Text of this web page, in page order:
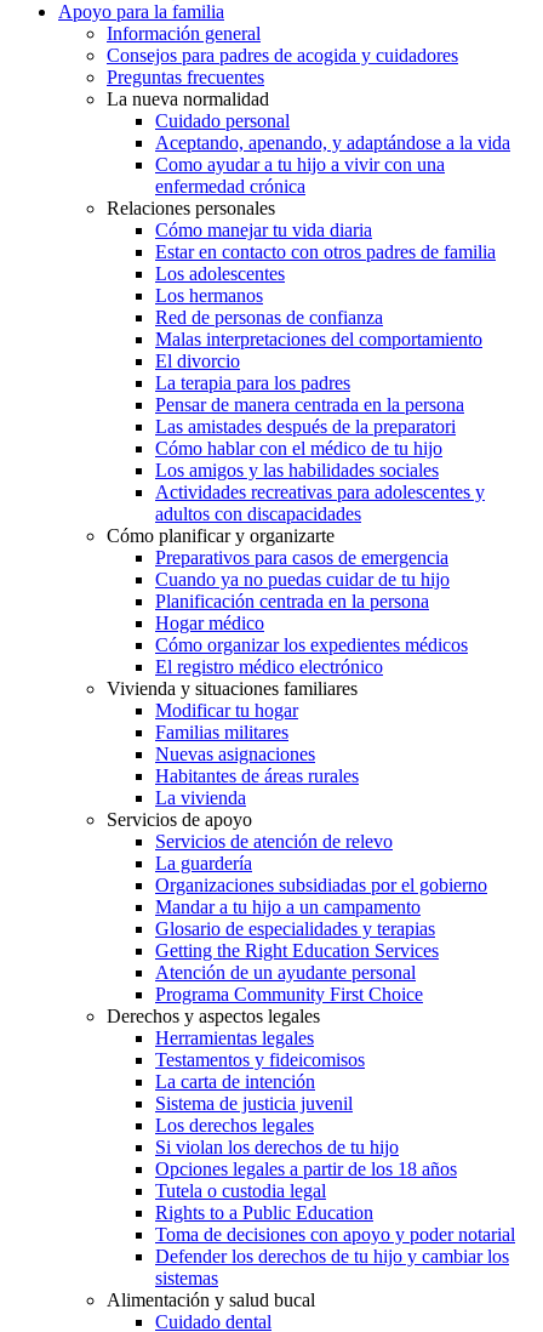
Apoyo para la familia
Información general
Consejos para padres de acogida y cuidadores
Preguntas frecuentes
La nueva normalidad
Cuidado personal
Aceptando, apenando, y adaptándose a la vida
Como ayudar a tu hijo a vivir con una
enfermedad crónica
Relaciones personales
Cómo manejar tu vida diaria
Estar en contacto con otros padres de familia
Los adolescentes
Los hermanos
Red de personas de confianza
Malas interpretaciones del comportamiento
El divorcio
La terapia para los padres
Pensar de manera centrada en la persona
Las amistades después de la preparatori
Cómo hablar con el médico de tu hijo
Los amigos y las habilidades sociales
Actividades recreativas para adolescentes y
adultos con discapacidades
Cómo planificar y organizarte
Preparativos para casos de emergencia
Cuando ya no puedas cuidar de tu hijo
Planificación centrada en la persona
Hogar médico
Cómo organizar los expedientes médicos
El registro médico electrónico
Vivienda y situaciones familiares
Modificar tu hogar
Familias militares
Nuevas asignaciones
Habitantes de áreas rurales
La vivienda
Servicios de apoyo
Servicios de atención de relevo
La guardería
Organizaciones subsidiadas por el gobierno
Mandar a tu hijo a un campamento
Glosario de especialidades y terapias
Getting the Right Education Services
Atención de un ayudante personal
Programa Community First Choice
Derechos y aspectos legales
Herramientas legales
Testamentos y fideicomisos
La carta de intención
Sistema de justicia juvenil
Los derechos legales
Si violan los derechos de tu hijo
Opciones legales a partir de los 18 años
Tutela o custodia legal
Rights to a Public Education
Toma de decisiones con apoyo y poder notarial
Defender los derechos de tu hijo y cambiar los
sistemas
Alimentación y salud bucal
Cuidado dental